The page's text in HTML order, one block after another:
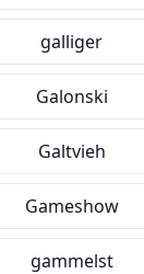
galliger
Galonski
Galtvieh
Gameshow
gammelst